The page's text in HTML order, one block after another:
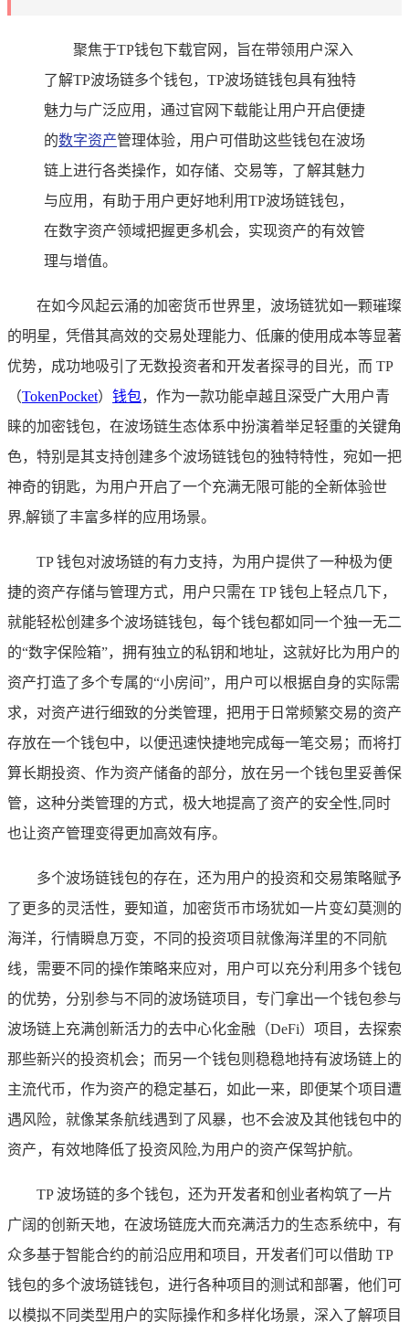
聚焦于TP钱包下载官网，旨在带领用户深入
了解TP波场链多个钱包，TP波场链钱包具有独特
魅力与广泛应用，通过官网下载能让用户开启便捷
的数字资产管理体验，用户可借助这些钱包在波场
链上进行各类操作，如存储、交易等，了解其魅力
与应用，有助于用户更好地利用TP波场链钱包，
在数字资产领域把握更多机会，实现资产的有效管
理与增值。
在如今风起云涌的加密货币世界里，波场链犹如一颗璀璨
的明星，凭借其高效的交易处理能力、低廉的使用成本等显著
优势，成功地吸引了无数投资者和开发者探寻的目光，而 TP
（TokenPocket） 钱包，作为一款功能卓越且深受广大用户青
睐的加密钱包，在波场链生态体系中扮演着举足轻重的关键角
色，特别是其支持创建多个波场链钱包的独特特性，宛如一把
神奇的钥匙，为用户开启了一个充满无限可能的全新体验世
界,解锁了丰富多样的应用场景。
TP 钱包对波场链的有力支持，为用户提供了一种极为便
捷的资产存储与管理方式，用户只需在 TP 钱包上轻点几下，
就能轻松创建多个波场链钱包，每个钱包都如同一个独一无二
的“数字保险箱”，拥有独立的私钥和地址，这就好比为用户的
资产打造了多个专属的“小房间”，用户可以根据自身的实际需
求，对资产进行细致的分类管理，把用于日常频繁交易的资产
存放在一个钱包中，以便迅速快捷地完成每一笔交易；而将打
算长期投资、作为资产储备的部分，放在另一个钱包里妥善保
管，这种分类管理的方式，极大地提高了资产的安全性,同时
也让资产管理变得更加高效有序。
多个波场链钱包的存在，还为用户的投资和交易策略赋予
了更多的灵活性，要知道，加密货币市场犹如一片变幻莫测的
海洋，行情瞬息万变，不同的投资项目就像海洋里的不同航
线，需要不同的操作策略来应对，用户可以充分利用多个钱包
的优势，分别参与不同的波场链项目，专门拿出一个钱包参与
波场链上充满创新活力的去中心化金融（DeFi）项目，去探索
那些新兴的投资机会；而另一个钱包则稳稳地持有波场链上的
主流代币，作为资产的稳定基石，如此一来，即便某个项目遭
遇风险，就像某条航线遇到了风暴，也不会波及其他钱包中的
资产，有效地降低了投资风险,为用户的资产保驾护航。
TP 波场链的多个钱包，还为开发者和创业者构筑了一片
广阔的创新天地，在波场链庞大而充满活力的生态系统中，有
众多基于智能合约的前沿应用和项目，开发者们可以借助 TP
钱包的多个波场链钱包，进行各种项目的测试和部署，他们可
以模拟不同类型用户的实际操作和多样化场景，深入了解项目